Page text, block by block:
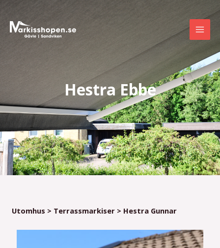
content
Main
Hestra Ebbe
Utomhus > Terrassmarkiser > Hestra Gunnar